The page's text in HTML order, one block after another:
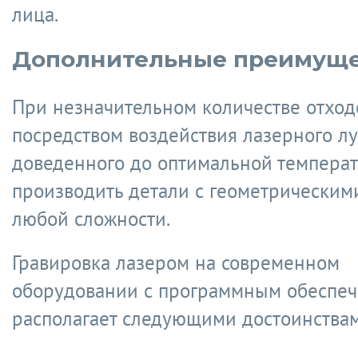
лица.
Дополнительные
При незначительном количестве
посредством воздействия лазерного
доведенного до оптимальной
производить детали с
любой сложности.
Гравировка лазером на современном
оборудовании с программным
располагает следующими